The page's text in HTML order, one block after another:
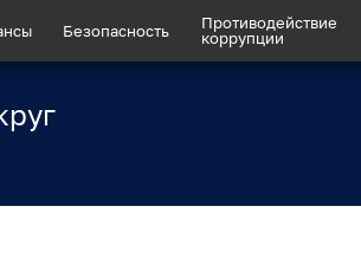
Безопасность
Противодействие
коррупции